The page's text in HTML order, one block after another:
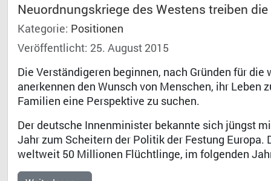
Neuordnungskriege des Westens treiben
Kategorie: Positionen
Veröffentlicht: 25. August 2015
Die Verständigeren beginnen, nach Gründen für
anerkennen den Wunsch von Menschen, ihr
Familien eine Perspektive zu suchen.
Der deutsche Innenminister bekannte sich jüngst
Jahr zum Scheitern der Politik der Festung
weltweit 50 Millionen Flüchtlinge, im folgenden